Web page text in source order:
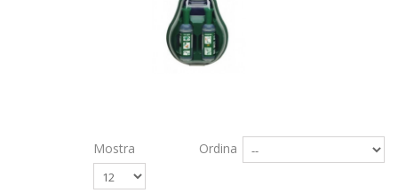
Ordina
Mostra